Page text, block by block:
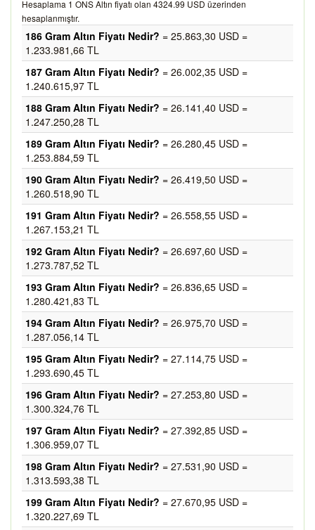
Hesaplama 1 ONS Altın fiyatı olan 4324.99 USD üzerinden
hesaplanmıştır.
186 Gram Altın Fiyatı Nedir? = 25.863,30 USD =
1.233.981,66 TL
187 Gram Altın Fiyatı Nedir? = 26.002,35 USD =
1.240.615,97 TL
188 Gram Altın Fiyatı Nedir? = 26.141,40 USD =
1.247.250,28 TL
189 Gram Altın Fiyatı Nedir? = 26.280,45 USD =
1.253.884,59 TL
190 Gram Altın Fiyatı Nedir? = 26.419,50 USD =
1.260.518,90 TL
191 Gram Altın Fiyatı Nedir? = 26.558,55 USD =
1.267.153,21 TL
192 Gram Altın Fiyatı Nedir? = 26.697,60 USD =
1.273.787,52 TL
193 Gram Altın Fiyatı Nedir? = 26.836,65 USD =
1.280.421,83 TL
194 Gram Altın Fiyatı Nedir? = 26.975,70 USD =
1.287.056,14 TL
195 Gram Altın Fiyatı Nedir? = 27.114,75 USD =
1.293.690,45 TL
196 Gram Altın Fiyatı Nedir? = 27.253,80 USD =
1.300.324,76 TL
197 Gram Altın Fiyatı Nedir? = 27.392,85 USD =
1.306.959,07 TL
198 Gram Altın Fiyatı Nedir? = 27.531,90 USD =
1.313.593,38 TL
199 Gram Altın Fiyatı Nedir? = 27.670,95 USD =
1.320.227,69 TL